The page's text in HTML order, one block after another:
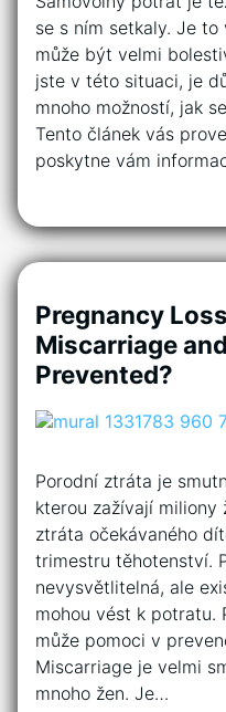
se s ním setkaly. Je
může být velmi
jste v této situaci, je
mnoho možností, jak
Tento článek vás
poskytne vám
Pregnancy
Miscarriage
Prevented?
Porodní ztráta je
kterou zažívají
ztráta očekávaného
trimestru těhotenství.
nevysvětlitelná, ale
mohou vést k potratu.
může pomoci v
Miscarriage je velmi
mnoho žen. Je…